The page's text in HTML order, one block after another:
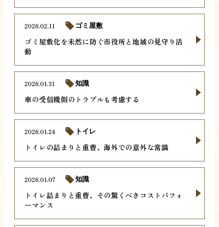
ゴミ屋敷化を未然に防ぐ市役所と地域の見守り活
動
2026.02.11 ゴミ屋敷
車の受信機側のトラブルも考慮する
2026.01.31 知識
トイレの詰まりと重曹、海外での意外な常識
2026.01.24 トイレ
トイレ詰まりと重曹、その驚くべきコストパフォ
ーマンス
2026.01.07 知識